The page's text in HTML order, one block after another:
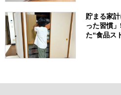
貯まる家
った習慣
た“食品ス